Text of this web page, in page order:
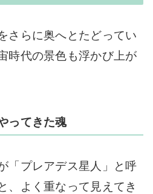
さらに奥へとたどってい
時代の景色も浮かび上が
ってきた魂
「プレアデス星人」と呼
、よく重なって見えてき